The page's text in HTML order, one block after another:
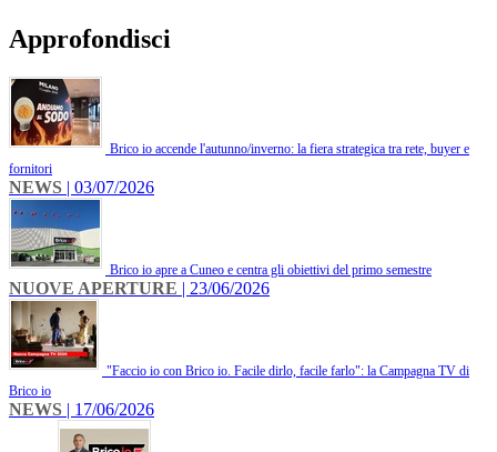
Approfondisci
Brico io accende l'autunno/inverno: la fiera strategica tra rete, buyer e
fornitori
NEWS | 03/07/2026
Brico io apre a Cuneo e centra gli obiettivi del primo semestre
NUOVE APERTURE | 23/06/2026
"Faccio io con Brico io. Facile dirlo, facile farlo": la Campagna TV di
Brico io
NEWS | 17/06/2026